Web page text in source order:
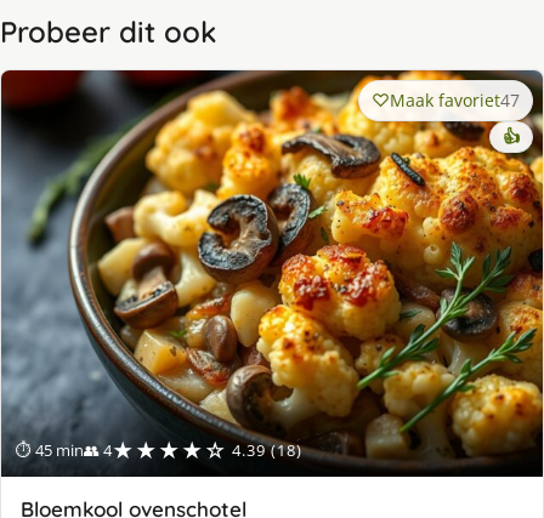
Probeer dit ook
⏱ 45 min👥 4★★★★☆ 4.39 (18)
Maak favoriet47
👍
Bloemkool ovenschotel